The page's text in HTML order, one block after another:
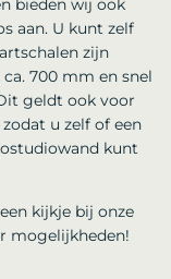
bieden wij ook
aan. U kunt zelf
zijn
700 mm en snel
geldt ook voor
u zelf of een
kunt
kijkje bij onze
mogelijkheden!